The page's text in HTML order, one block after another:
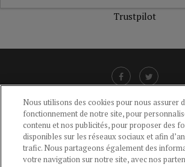
Trustpilot
LIENS UTILES
CGU-POLITIQUE DE CONFIDENTIALITÉ -
MENTIONS LÉGALES -AIDE
Nous utilisons des cookies pour nous assurer
fonctionnement de notre site, pour
contenu et nos publicités, pour proposer des
disponibles sur les réseaux sociaux et afin
trafic. Nous partageons également des
votre navigation sur notre site, avec nos